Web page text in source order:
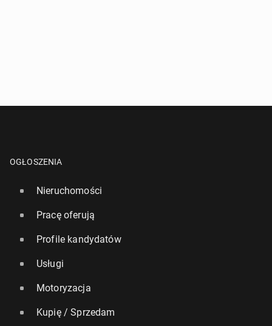
OGŁOSZENIA
Nieruchomości
Pracę oferują
Profile kandydatów
Usługi
Motoryzacja
Kupię / Sprzedam